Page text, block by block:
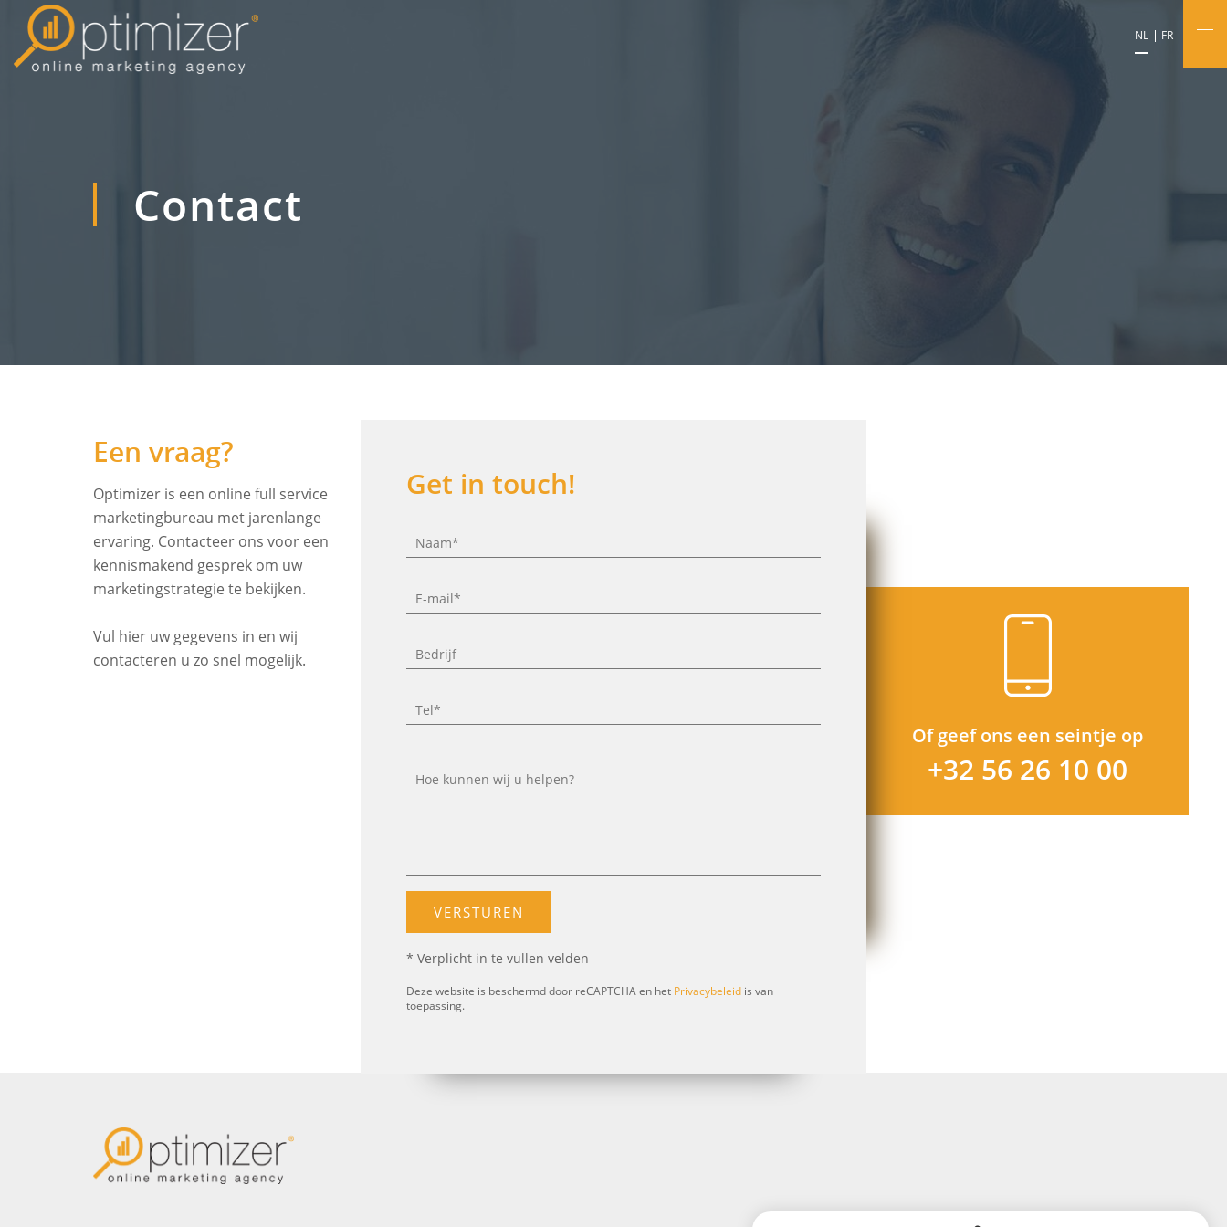
NL FR
Contact
Een vraag?
Optimizer is een online full service
marketingbureau met jarenlange
ervaring. Contacteer ons voor een
kennismakend gesprek om uw
marketingstrategie te bekijken.
Vul hier uw gegevens in en wij
contacteren u zo snel mogelijk.
Get in touch!
* Verplicht in te vullen velden
Deze website is beschermd door reCAPTCHA en het Privacybeleidis van
toepassing.
Of geef ons een seintje op
+32 56 26 10 00